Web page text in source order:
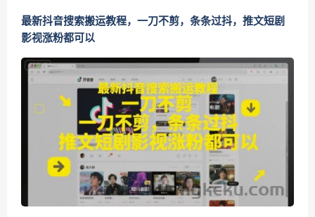
最新抖音搜索搬运教程，一刀不剪，条条过抖，推文短剧
影视涨粉都可以